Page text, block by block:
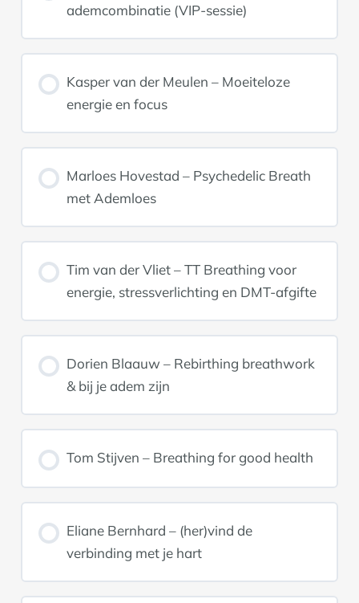
ademcombinatie (VIP-sessie)
Kasper van der Meulen – Moeiteloze
energie en focus
Marloes Hovestad – Psychedelic Breath
met Ademloes
Tim van der Vliet – TT Breathing voor
energie, stressverlichting en DMT-afgifte
Dorien Blaauw – Rebirthing breathwork
& bij je adem zijn
Tom Stijven – Breathing for good health
Eliane Bernhard – (her)vind de
verbinding met je hart